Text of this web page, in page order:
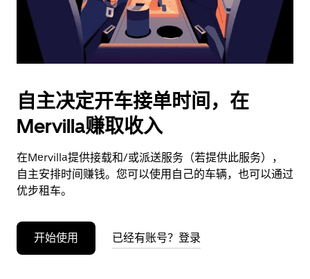
退
闭
日
历。
自主决定开车接单时间，在
Mervilla赚取收入
在Mervilla提供接载和/或派送服务（若提供此服务），
自主安排时间赚钱。您可以使用自己的车辆，也可以通过
优步租车。
开始使用 已经有账号？登录